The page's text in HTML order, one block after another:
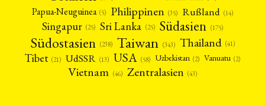
Papua-Neuguinea (5) Philippinen (35) Rußland (14)
Singapur (25) Sri Lanka (25) Südasien (175)
Südostasien (238) Taiwan (343) Thailand (41)
Tibet (21) UdSSR (13) USA (58) Uzbekistan (2) Vanuatu (2)
Vietnam (46) Zentralasien (43)